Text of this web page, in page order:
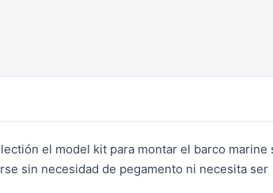
el model kit para montar el barco marine
sin necesidad de pegamento ni necesita ser